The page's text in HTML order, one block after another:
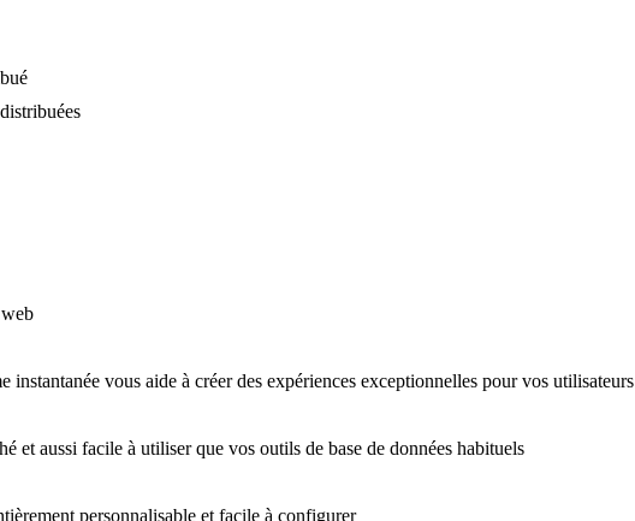
vous aide à créer des expériences exceptionnelles pour vos utilisateurs
et aussi facile à utiliser que vos outils de base de données habituels
personnalisable et facile à configurer